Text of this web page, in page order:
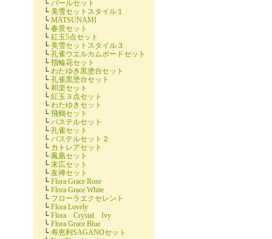
└ パールセット
└ 美雪セットスタイル１
└ MATSUNAMI
└ 春景セット
└ 紅玉5点セット
└ 美雪セットスタイル３
└ 孔雀ウエルカムボードセット
└ 指輪花セット
└ わたゆき黒塗台セット
└ 孔雀黒塗台セット
└ 和楽セット
└ 紅玉３点セット
└ わたゆきセット
└ 飛鶴セット
└ パステルセット
└ 孔雀セット
└ パステルセット２
└ カトレアセット
└ 鳳凰セット
└ 末広セット
└ 友禅セット
└ Flora Grace Rose
└ Flora Grace White
└ フローラエクセレント
└ Flora Lovely
└ Flora Crystal Ivy
└ Flora Grace Blue
└ 寿恵利SAGANOセット